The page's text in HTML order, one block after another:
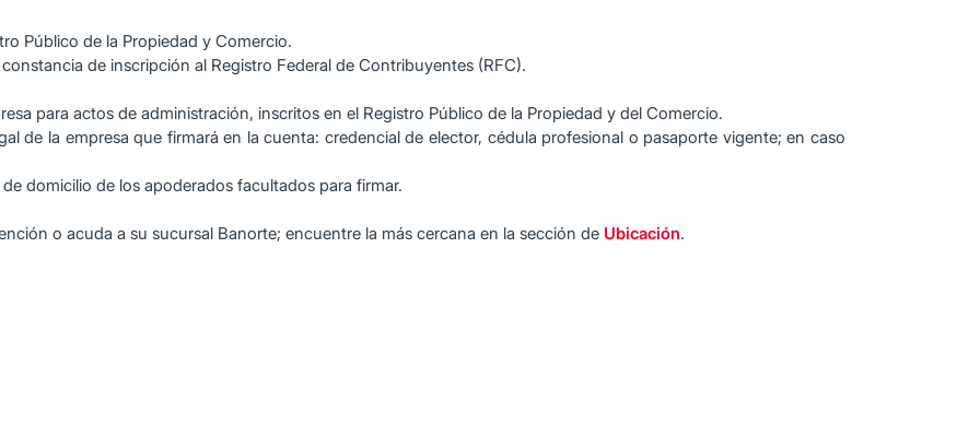
Público de la Propiedad y Comercio.
de inscripción al Registro Federal de Contribuyentes (RFC).
para actos de administración, inscritos en el Registro Público de la Propiedad y del Comercio.
de la empresa que firmará en la cuenta: credencial de elector, cédula profesional o pasaporte vigente; en caso
domicilio de los apoderados facultados para firmar.
o acuda a su sucursal Banorte; encuentre la más cercana en la sección de Ubicación.